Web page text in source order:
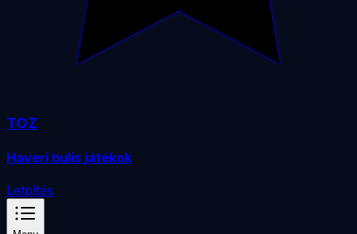
TOZ
Haveri bulis játékok
Letöltés